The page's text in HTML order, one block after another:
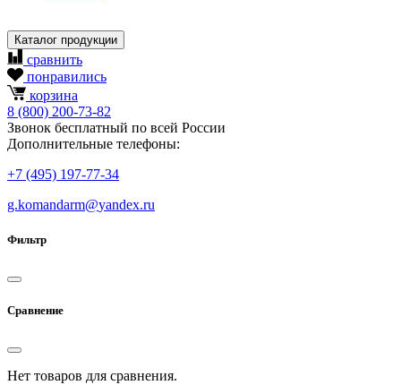
Каталог продукции
сравнить
понравились
корзина
8 (800) 200-73-82
Звонок бесплатный по всей России
Дополнительные телефоны:
+7 (495) 197-77-34
g.komandarm@yandex.ru
Фильтр
Сравнение
Нет товаров для сравнения.